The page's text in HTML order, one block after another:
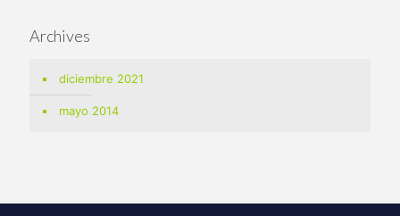
Archives
diciembre 2021
mayo 2014